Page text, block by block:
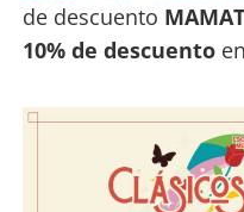
de descuento
10% de descuento